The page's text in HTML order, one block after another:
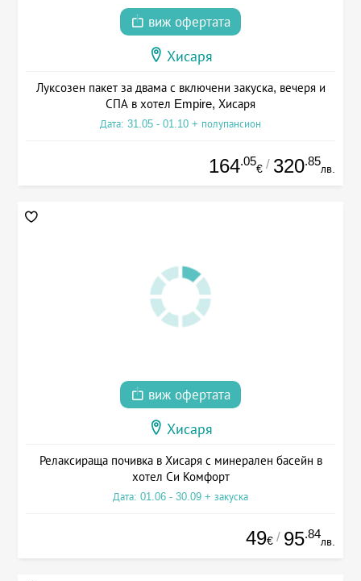
виж офертата
Хисаря
Луксозен пакет за двама с включени закуска, вечеря и
СПА в хотел Empire, Хисаря
Дата: 31.05 - 01.10 + полупансион
164.05
€ / 320.85
лв.
виж офертата
Хисаря
Релаксираща почивка в Хисаря с минерален басейн в
хотел Си Комфорт
Дата: 01.06 - 30.09 + закуска
49€ / 95.84
лв.